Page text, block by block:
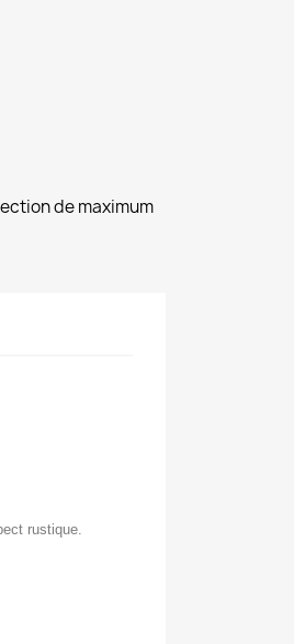
de maximum
rustique.